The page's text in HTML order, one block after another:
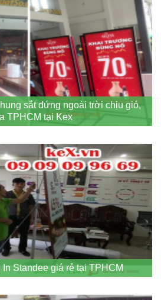
sắt đứng ngoài trời chịu gió,
TPHCM tại Kex
In Standee giá rẻ tại TPHCM